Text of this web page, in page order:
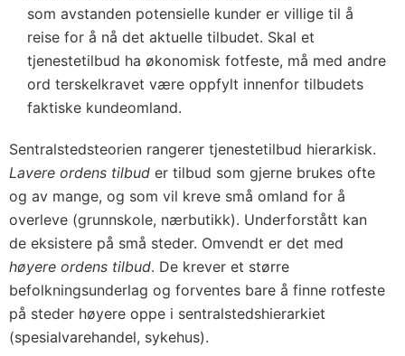
som avstanden potensielle kunder er villige til å
reise for å nå det aktuelle tilbudet. Skal et
tjenestetilbud ha økonomisk fotfeste, må med andre
ord terskelkravet være oppfylt innenfor tilbudets
faktiske kundeomland.
Sentralstedsteorien rangerer tjenestetilbud hierarkisk.
Lavere ordens tilbud er tilbud som gjerne brukes ofte
og av mange, og som vil kreve små omland for å
overleve (grunnskole, nærbutikk). Underforstått kan
de eksistere på små steder. Omvendt er det med
høyere ordens tilbud. De krever et større
befolkningsunderlag og forventes bare å finne rotfeste
på steder høyere oppe i sentralstedshierarkiet
(spesialvarehandel, sykehus).